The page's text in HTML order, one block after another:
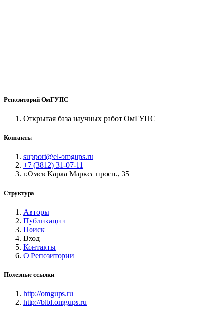
Репозиторий ОмГУПС
Открытая база научных работ ОмГУПС
Контакты
support@el-omgups.ru
+7 (3812) 31-07-11
г.Омск Карла Маркса просп., 35
Структура
Авторы
Публикации
Поиск
Вход
Контакты
О Репозитории
Полезные ссылки
http://omgups.ru
http://bibl.omgups.ru